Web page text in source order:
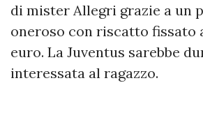
di mister Allegri grazie a un
oneroso con riscatto fissato
euro. La Juventus sarebbe
interessata al ragazzo.